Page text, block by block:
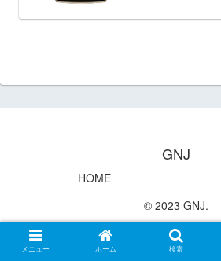
GNJ
HOME
© 2023 GNJ.
メニュー ホーム 検索